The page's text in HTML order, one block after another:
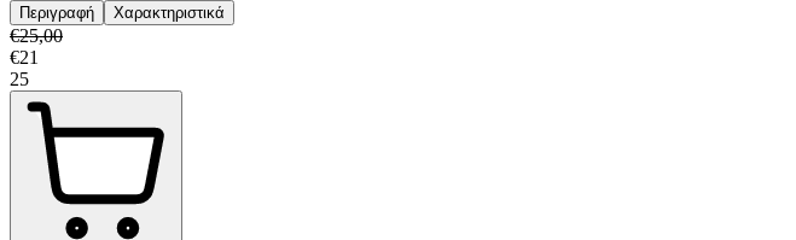
Περιγραφή Χαρακτηριστικά
€25,00
€21
25